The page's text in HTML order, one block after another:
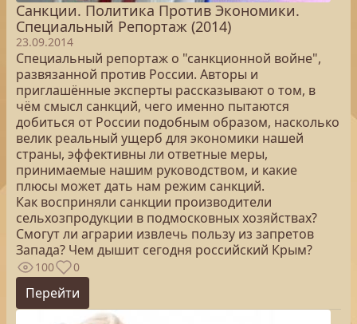
Санкции. Политика Против Экономики.
Специальный Репортаж (2014)
23.09.2014
Специальный репортаж о "санкционной войне",
развязанной против России. Авторы и
приглашённые эксперты рассказывают о том, в
чём смысл санкций, чего именно пытаются
добиться от России подобным образом, насколько
велик реальный ущерб для экономики нашей
страны, эффективны ли ответные меры,
принимаемые нашим руководством, и какие
плюсы может дать нам режим санкций.
Как восприняли санкции производители
сельхозпродукции в подмосковных хозяйствах?
Смогут ли аграрии извлечь пользу из запретов
Запада? Чем дышит сегодня российский Крым?
100 0
Перейти